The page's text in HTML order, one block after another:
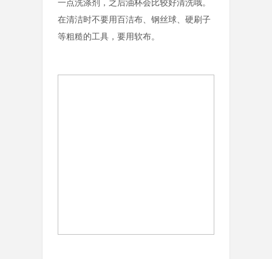
一点洗涤剂，之后油杯会比较好清洗哦。
在清洁时不要用百洁布、钢丝球、硬刷子
等粗糙的工具，要用软布。